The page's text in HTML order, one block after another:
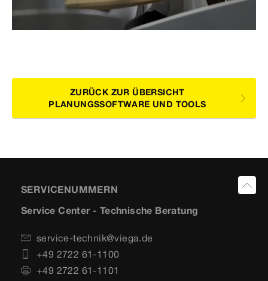
ZURÜCK ZUR ÜBERSICHT
PLANUNGSSOFTWARE UND TOOLS
SERVICENUMMERN
Service Center - Technische Beratung
service-technik@viega.de
+49 2722 61-1100
+49 2722 61-1101